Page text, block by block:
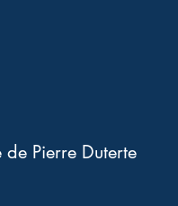
Pierre Duterte